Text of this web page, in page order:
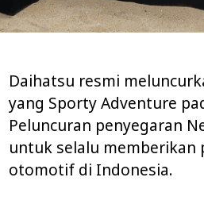
Daihatsu resmi
yang Sporty Adventure
Peluncuran penyegaran
untuk selalu memberikan
otomotif di Indonesia.